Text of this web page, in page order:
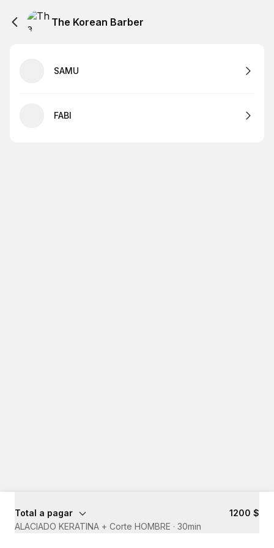
The Korean Barber
SAMU
FABI
Total a pagar
1200 $
ALACIADO KERATINA + Corte HOMBRE · 30min